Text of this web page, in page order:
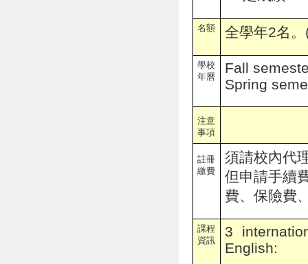
名額 全學年2名
學校
年曆
Fall
Spring
注意
事項
註冊
繳費
須請校內代
但申請手續
費、保險費
課程
資訊
3
English: